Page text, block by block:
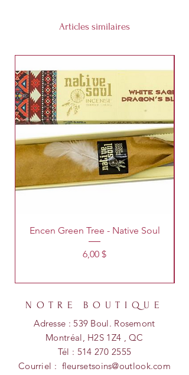
Articles similaires
Encen Green Tree - Native Soul
Prix
6,00 $
NOTRE BOUTIQUE
Adresse : 539 Boul. Rosemont
Montréal, H2S 1Z4 , QC
Tél : 514 270 2555
Courriel : fleursetsoins@outlook.com